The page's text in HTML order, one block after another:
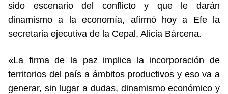
sido escenario del conflicto y que le darán
dinamismo a la economía, afirmó hoy a Efe la
secretaria ejecutiva de la Cepal, Alicia Bárcena.
«La firma de la paz implica la incorporación de
territorios del país a ámbitos productivos y eso va a
generar, sin lugar a dudas, dinamismo económico y